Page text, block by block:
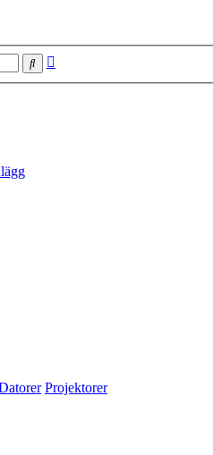
Sök
Projektorer